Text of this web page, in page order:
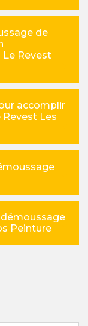
de
Revest
accomplir
Les
Peinture